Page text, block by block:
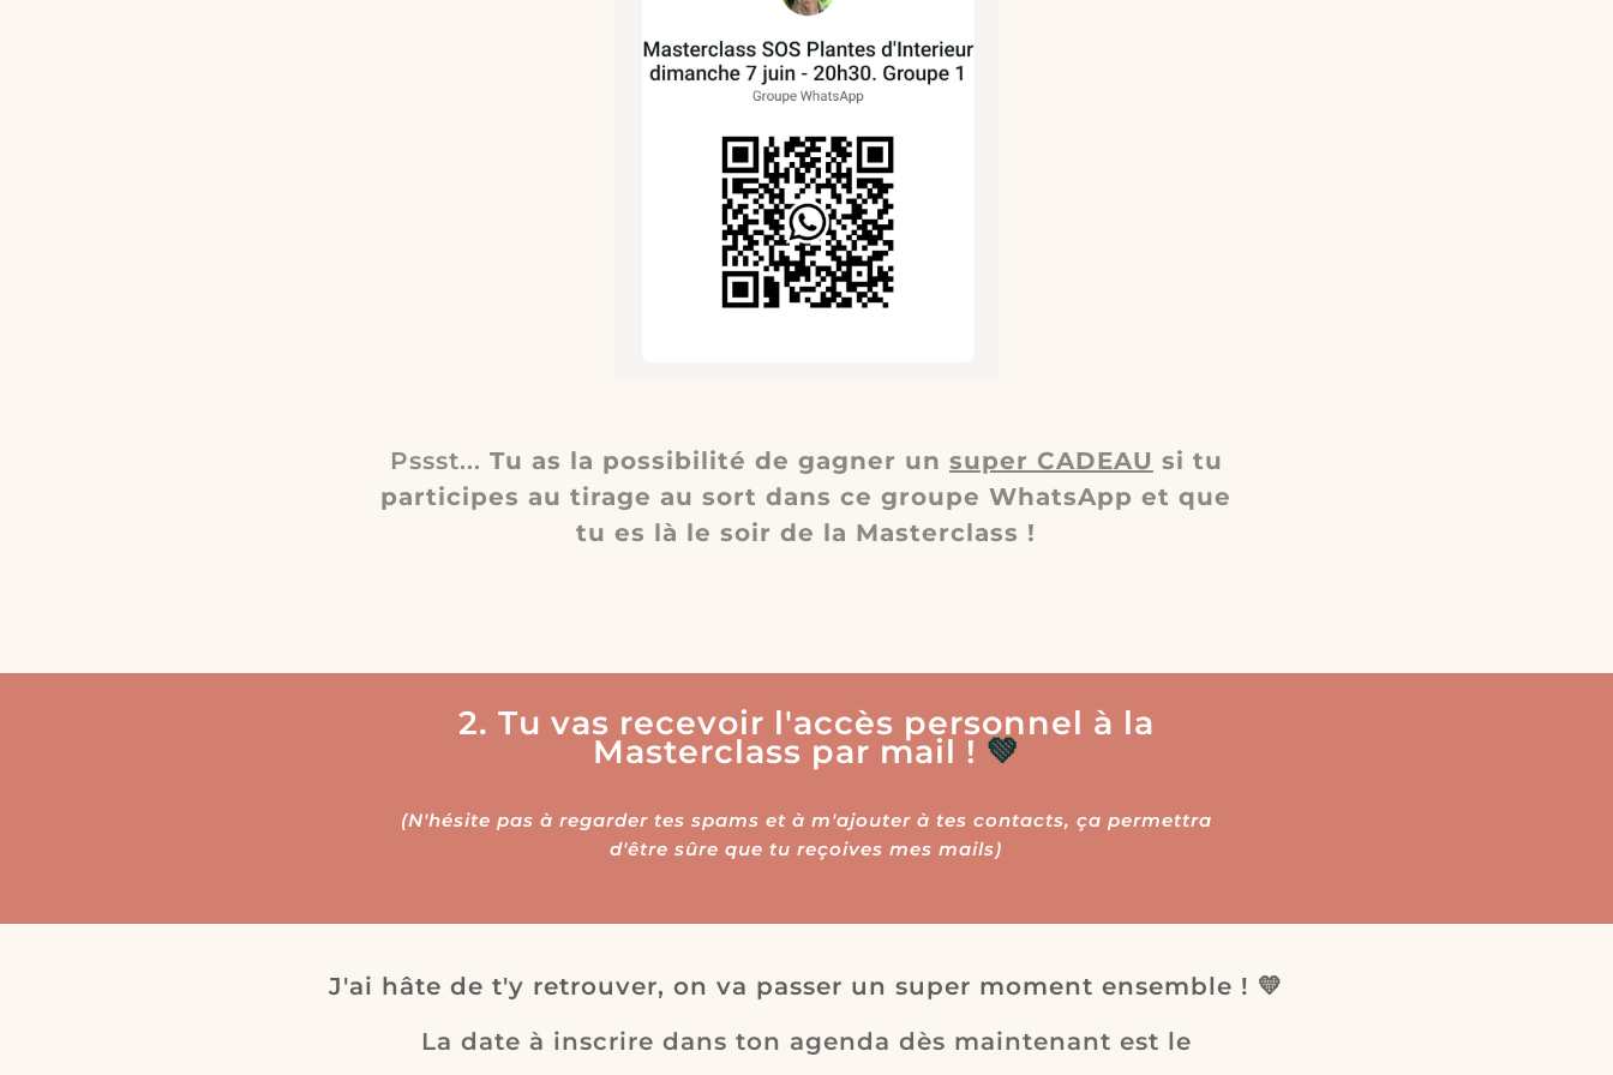
Pssst... Tu as la possibilité de gagner un super CADEAU si tu
participes au tirage au sort dans ce groupe WhatsApp et que
tu es là le soir de la Masterclass !
2. Tu vas recevoir l'accès personnel à la
Masterclass par mail ! 💚
(N'hésite pas à regarder tes spams et à m'ajouter à tes contacts, ça permettra
d'être sûre que tu reçoives mes mails)
J'ai hâte de t'y retrouver, on va passer un super moment ensemble ! 💛
La date à inscrire dans ton agenda dès maintenant est le